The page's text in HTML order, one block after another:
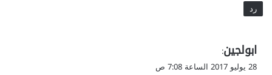
رد
ي
ق
ابولجين:
28 يوليو 2017 الساعة 7:08 ص